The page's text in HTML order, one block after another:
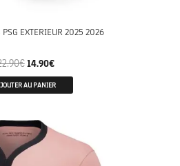
PSG EXTERIEUR 2025 2026
€ 14.90€
AU PANIER